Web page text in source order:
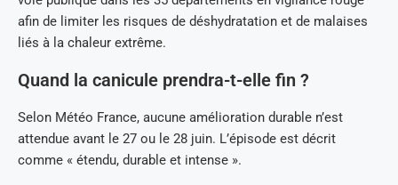
afin de limiter les risques de déshydratation et de malaises
liés à la chaleur extrême.
Quand la canicule prendra-t-elle fin ?
Selon Météo France, aucune amélioration durable n’est
attendue avant le 27 ou le 28 juin. L’épisode est décrit
comme « étendu, durable et intense ».